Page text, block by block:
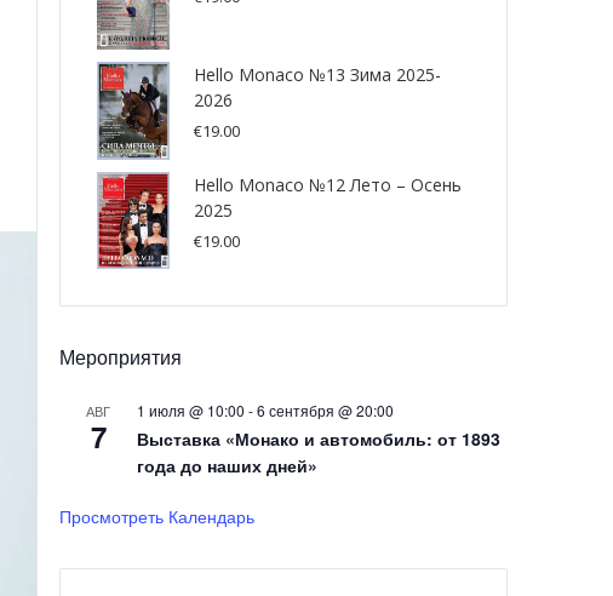
Hello Monaco №13 Зима 2025-
2026
€19.00
Hello Monaco №12 Лето – Осень
2025
€19.00
Мероприятия
АВГ
7
1 июля @ 10:00 -6 сентября @ 20:00
Выставка «Монако и автомобиль: от 1893
года до наших дней»
Просмотреть Календарь